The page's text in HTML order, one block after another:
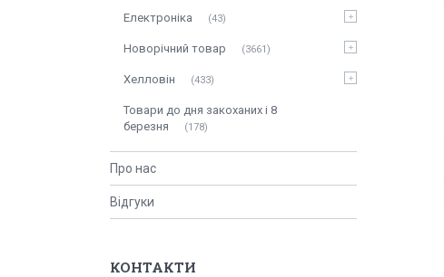
Електроніка 43
Новорічний товар 3661
Хелловін 433
Товари до дня закоханих і 8
березня
178
Про нас
Відгуки
КОНТАКТИ